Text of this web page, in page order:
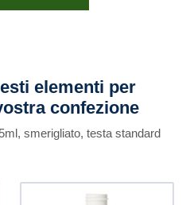
elementi per
confezione
smerigliato, testa standard